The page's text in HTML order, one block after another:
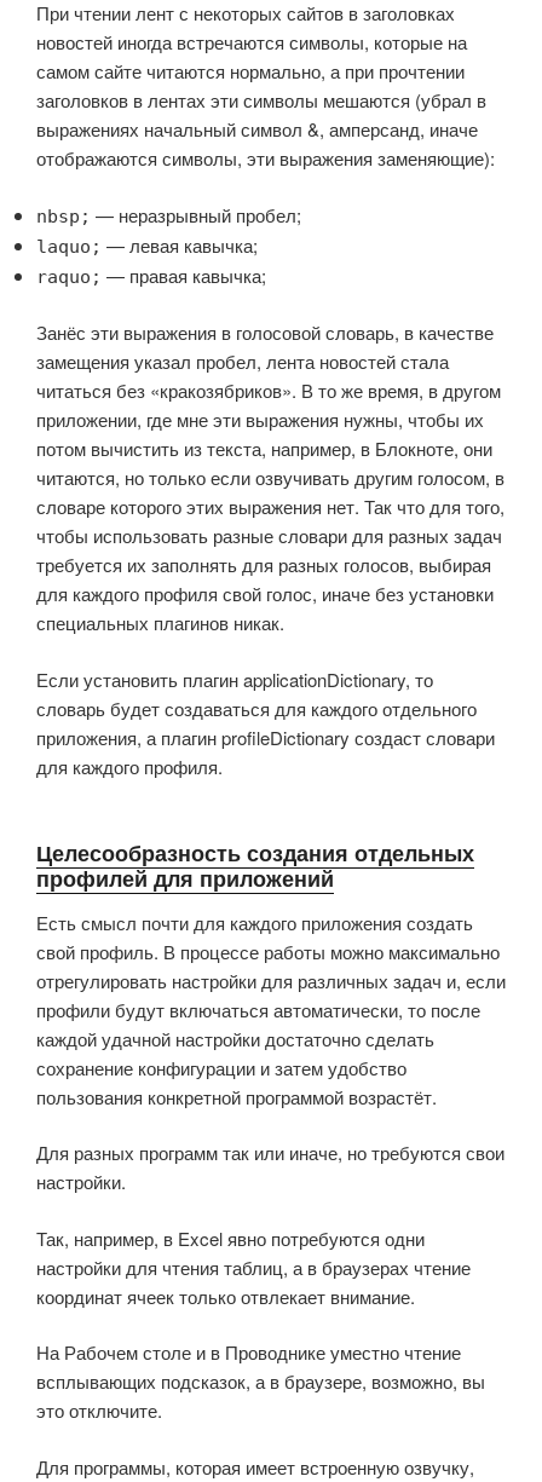
При чтении лент с некоторых сайтов в заголовках
новостей иногда встречаются символы, которые на
самом сайте читаются нормально, а при прочтении
заголовков в лентах эти символы мешаются (убрал в
выражениях начальный символ &, амперсанд, иначе
отображаются символы, эти выражения заменяющие):
nbsp; — неразрывный пробел;
laquo; — левая кавычка;
raquo; — правая кавычка;
Занёс эти выражения в голосовой словарь, в качестве
замещения указал пробел, лента новостей стала
читаться без «кракозябриков». В то же время, в другом
приложении, где мне эти выражения нужны, чтобы их
потом вычистить из текста, например, в Блокноте, они
читаются, но только если озвучивать другим голосом, в
словаре которого этих выражения нет. Так что для того,
чтобы использовать разные словари для разных задач
требуется их заполнять для разных голосов, выбирая
для каждого профиля свой голос, иначе без установки
специальных плагинов никак.
Если установить плагин applicationDictionary, то
словарь будет создаваться для каждого отдельного
приложения, а плагин profileDictionary создаст словари
для каждого профиля.
Целесообразность создания отдельных
профилей для приложений
Есть смысл почти для каждого приложения создать
свой профиль. В процессе работы можно максимально
отрегулировать настройки для различных задач и, если
профили будут включаться автоматически, то после
каждой удачной настройки достаточно сделать
сохранение конфигурации и затем удобство
пользования конкретной программой возрастёт.
Для разных программ так или иначе, но требуются свои
настройки.
Так, например, в Excel явно потребуются одни
настройки для чтения таблиц, а в браузерах чтение
координат ячеек только отвлекает внимание.
На Рабочем столе и в Проводнике уместно чтение
всплывающих подсказок, а в браузере, возможно, вы
это отключите.
Для программы, которая имеет встроенную озвучку,